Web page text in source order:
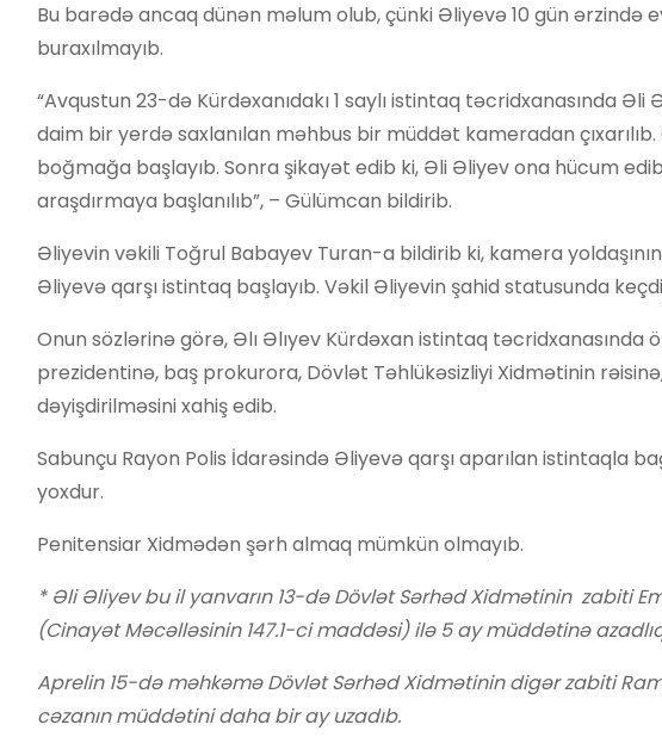
Bu barədə ancaq dünən məlum olub, çünki Əliyevə 10 gün
buraxılmayıb.
“Avqustun 23-də Kürdəxanıdakı 1 saylı istintaq təcridxanasında
daim bir yerdə saxlanılan məhbus bir müddət kameradan
boğmağa başlayıb. Sonra şikayət edib ki, Əli Əliyev ona hücum
araşdırmaya başlanılıb”, – Gülümcan bildirib.
Əliyevin vəkili Toğrul Babayev Turan-a bildirib ki, kamera
Əliyevə qarşı istintaq başlayıb. Vəkil Əliyevin şahid statusunda
Onun sözlərinə görə, Əlı Əlıyev Kürdəxan istintaq
prezidentinə, baş prokurora, Dövlət Təhlükəsizliyi Xidmətinin
dəyişdirilməsini xahiş edib.
Sabunçu Rayon Polis İdarəsində Əliyevə qarşı aparılan istintaqla
yoxdur.
Penitensiar Xidmədən şərh almaq mümkün olmayıb.
* ƏliƏliyev bu il yanvarın 13-dəDövlət Sərhəd Xidmətinin zabiti
(Cinayət Məcəlləsinin 147.1-ci maddəsi) ilə5 ay müddətinə
Aprelin 15-dəməhkəməDövlət Sərhəd Xidmətinin digər zabiti
cəzanın müddətini daha bir ay uzadıb.